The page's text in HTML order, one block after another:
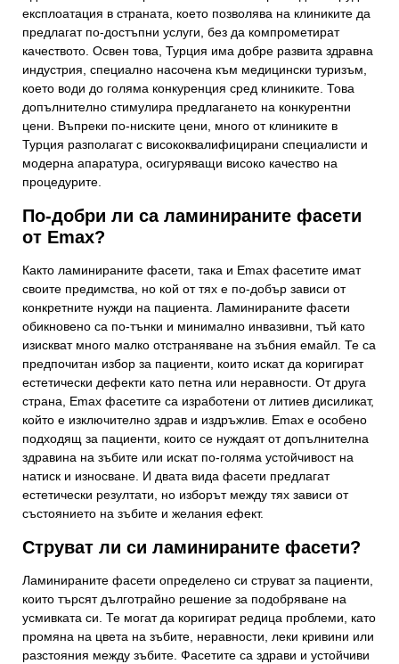
експлоатация в страната, което позволява на клиниките да
предлагат по-достъпни услуги, без да компрометират
качеството. Освен това, Турция има добре развита здравна
индустрия, специално насочена към медицински туризъм,
което води до голяма конкуренция сред клиниките. Това
допълнително стимулира предлагането на конкурентни
цени. Въпреки по-ниските цени, много от клиниките в
Турция разполагат с висококвалифицирани специалисти и
модерна апаратура, осигуряващи високо качество на
процедурите.
По-добри ли са ламинираните фасети
от Emax?
Както ламинираните фасети, така и Emax фасетите имат
своите предимства, но кой от тях е по-добър зависи от
конкретните нужди на пациента. Ламинираните фасети
обикновено са по-тънки и минимално инвазивни, тъй като
изискват много малко отстраняване на зъбния емайл. Те са
предпочитан избор за пациенти, които искат да коригират
естетически дефекти като петна или неравности. От друга
страна, Emax фасетите са изработени от литиев дисиликат,
който е изключително здрав и издръжлив. Emax е особено
подходящ за пациенти, които се нуждаят от допълнителна
здравина на зъбите или искат по-голяма устойчивост на
натиск и износване. И двата вида фасети предлагат
естетически резултати, но изборът между тях зависи от
състоянието на зъбите и желания ефект.
Струват ли си ламинираните фасети?
Ламинираните фасети определено си струват за пациенти,
които търсят дълготрайно решение за подобряване на
усмивката си. Те могат да коригират редица проблеми, като
промяна на цвета на зъбите, неравности, леки кривини или
разстояния между зъбите. Фасетите са здрави и устойчиви